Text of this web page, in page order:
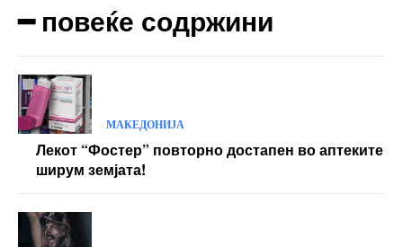
━ повеќе содржини
МАКЕДОНИЈА
Лекот “Фостер” повторно достапен во аптеките
ширум земјата!